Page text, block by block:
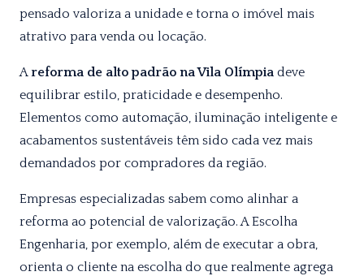
pensado valoriza a unidade e torna o imóvel mais
atrativo para venda ou locação.
Areforma de alto padrão na Vila Olímpia deve
equilibrar estilo, praticidade e desempenho.
Elementos como automação, iluminação inteligente e
acabamentos sustentáveis têm sido cada vez mais
demandados por compradores da região.
Empresas especializadas sabem como alinhar a
reforma ao potencial de valorização. A Escolha
Engenharia, por exemplo, além de executar a obra,
orienta o cliente na escolha do que realmente agrega